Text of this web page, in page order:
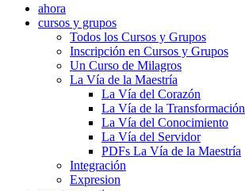
ahora
cursos y grupos
Todos los Cursos y Grupos
Inscripción en Cursos y Grupos
Un Curso de Milagros
La Vía de la Maestría
La Vía del Corazón
La Vía de la Transformación
La Vía del Conocimiento
La Vía del Servidor
PDFs La Vía de la Maestría
Integración
Expresion